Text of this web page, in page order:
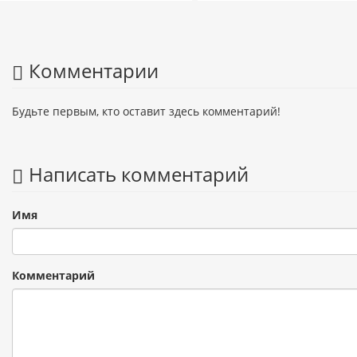
Комментарии
Будьте первым, кто оставит здесь комментарий!
Написать комментарий
Имя
Комментарий